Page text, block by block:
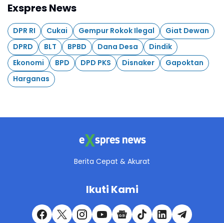
Exspres News
DPR RI Cukai Gempur Rokok Ilegal
Giat Dewan
DPRD
BLT BPBD Dana Desa
Dindik
Ekonomi
BPD DPD PKS Disnaker
Gapoktan
Harganas
Berita Cepat & Akurat
Ikuti Kami